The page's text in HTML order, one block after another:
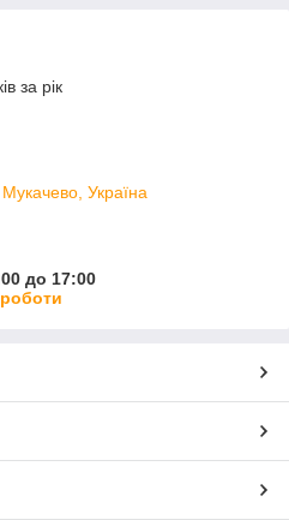
за рік
Україна
до 17:00